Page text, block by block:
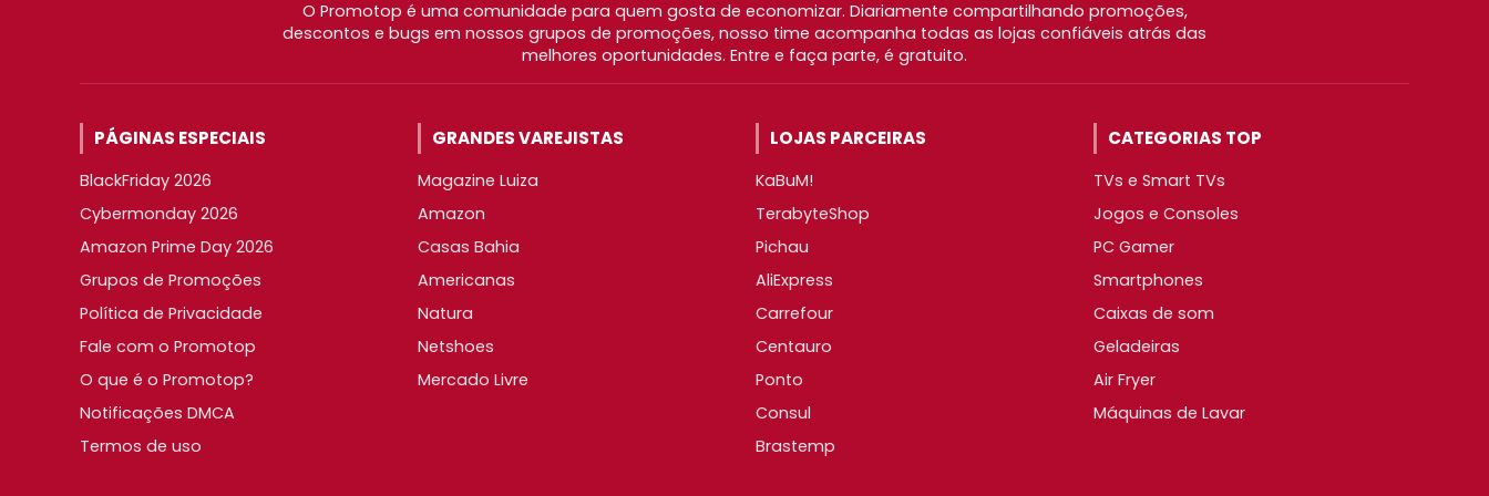
O Promotop é uma comunidade para quem gosta de economizar. Diariamente compartilhando promoções,
descontos e bugs em nossos grupos de promoções, nosso time acompanha todas as lojas confiáveis atrás das
melhores oportunidades. Entre e faça parte, é gratuito.
PÁGINAS ESPECIAIS
BlackFriday 2026
Cybermonday 2026
Amazon Prime Day 2026
Grupos de Promoções
Política de Privacidade
Fale com o Promotop
O que é o Promotop?
Notificações DMCA
Termos de uso
GRANDES VAREJISTAS
Magazine Luiza
Amazon
Casas Bahia
Americanas
Natura
Netshoes
Mercado Livre
LOJAS PARCEIRAS
KaBuM!
TerabyteShop
Pichau
AliExpress
Carrefour
Centauro
Ponto
Consul
Brastemp
CATEGORIAS TOP
TVs e Smart TVs
Jogos e Consoles
PC Gamer
Smartphones
Caixas de som
Geladeiras
Air Fryer
Máquinas de Lavar